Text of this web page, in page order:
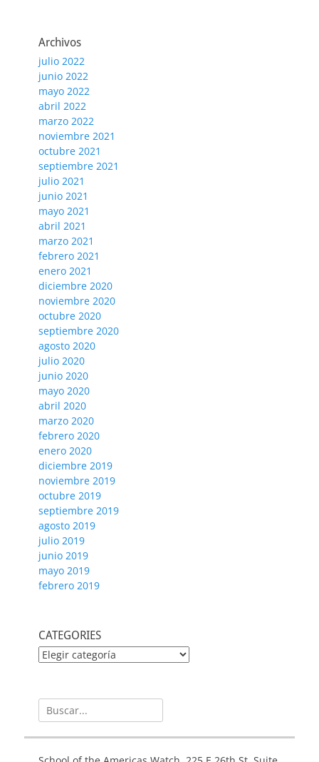
Archivos
julio 2022
junio 2022
mayo 2022
abril 2022
marzo 2022
noviembre 2021
octubre 2021
septiembre 2021
julio 2021
junio 2021
mayo 2021
abril 2021
marzo 2021
febrero 2021
enero 2021
diciembre 2020
noviembre 2020
octubre 2020
septiembre 2020
agosto 2020
julio 2020
junio 2020
mayo 2020
abril 2020
marzo 2020
febrero 2020
enero 2020
diciembre 2019
noviembre 2019
octubre 2019
septiembre 2019
agosto 2019
julio 2019
junio 2019
mayo 2019
febrero 2019
CATEGORIES
CATEGORIES
Buscar: